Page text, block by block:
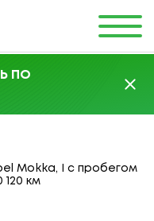
ПО
Mokka, I с пробегом
120 км